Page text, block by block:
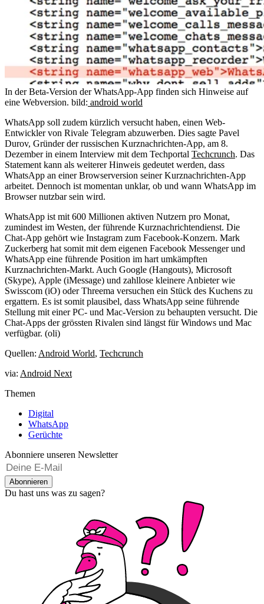
In der Beta-Version der WhatsApp-App finden sich Hinweise auf
eine Webversion. bild: android world
WhatsApp soll zudem kürzlich versucht haben, einen Web-
Entwickler von Rivale Telegram abzuwerben. Dies sagte Pavel
Durov, Gründer der russischen Kurznachrichten-App, am 8.
Dezember in einem Interview mit dem Techportal Techcrunch. Das
Statement kann als weiterer Hinweis gedeutet werden, dass
WhatsApp an einer Browserversion seiner Kurznachrichten-App
arbeitet. Dennoch ist momentan unklar, ob und wann WhatsApp im
Browser nutzbar sein wird.
WhatsApp ist mit 600 Millionen aktiven Nutzern pro Monat,
zumindest im Westen, der führende Kurznachrichtendienst. Die
Chat-App gehört wie Instagram zum Facebook-Konzern. Mark
Zuckerberg hat somit mit dem eigenen Facebook Messenger und
WhatsApp eine führende Position im hart umkämpften
Kurznachrichten-Markt. Auch Google (Hangouts), Microsoft
(Skype), Apple (iMessage) und zahllose kleinere Anbieter wie
Swisscom (iO) oder Threema versuchen ein Stück des Kuchens zu
ergattern. Es ist somit plausibel, dass WhatsApp seine führende
Stellung mit einer PC- und Mac-Version zu behaupten versucht. Die
Chat-Apps der grössten Rivalen sind längst für Windows und Mac
verfügbar. (oli)
Quellen: Android World, Techcrunch
via: Android Next
Themen
Digital
WhatsApp
Gerüchte
Abonniere unseren Newsletter
Abonnieren
Du hast uns was zu sagen?